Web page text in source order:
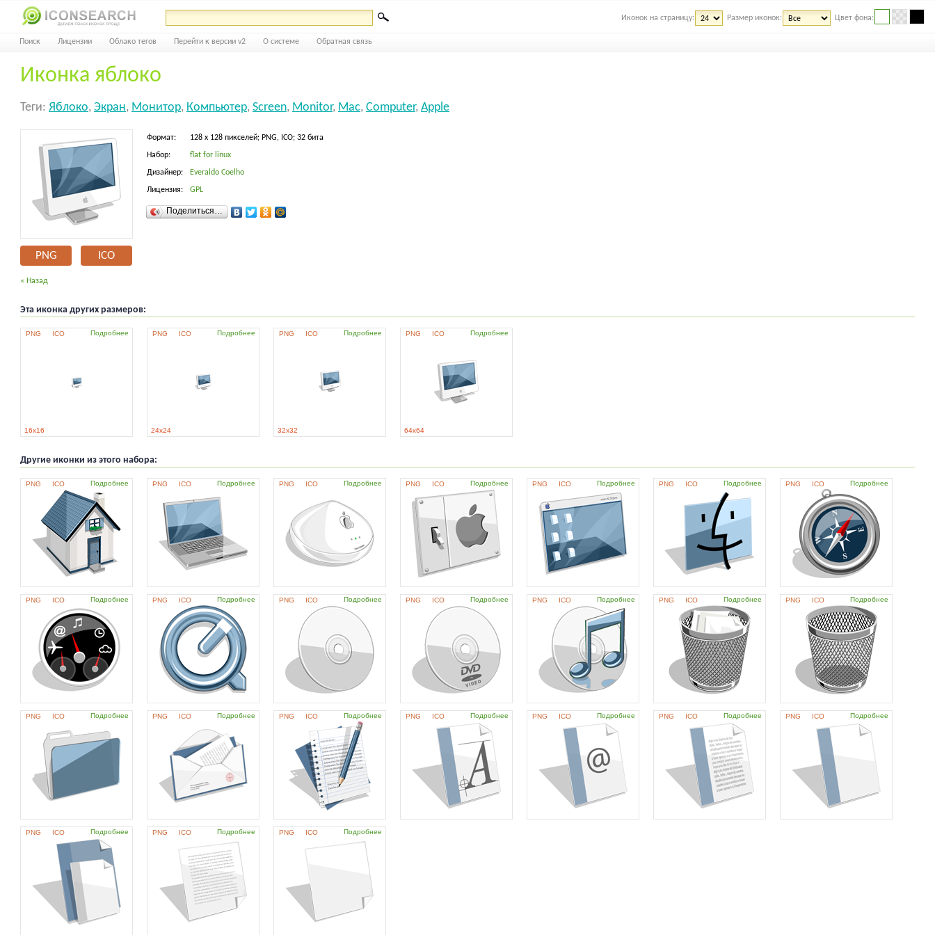
Иконок на страницу: Размер иконок: Цвет фона:
Поиск Лицензии Облако тегов Перейти к версии v2 О системе Обратная связь
Иконка яблоко
Теги: Яблоко, Экран, Монитор, Компьютер, Screen, Monitor, Mac, Computer, Apple
PNG ICO
Формат: 128 x 128 пикселей; PNG, ICO; 32 бита
Набор: flat for linux
Дизайнер: Everaldo Coelho
Лицензия: GPL
Поделиться…
« Назад
Эта иконка других размеров:
PNG ICO Подробнее
16x16
PNG ICO Подробнее
24x24
PNG ICO Подробнее
32x32
PNG ICO Подробнее
64x64
Другие иконки из этого набора:
PNG ICO Подробнее PNG ICO Подробнее PNG ICO Подробнее PNG ICO Подробнее PNG ICO Подробнее PNG ICO Подробнее PNG ICO Подробнее
PNG ICO Подробнее PNG ICO Подробнее PNG ICO Подробнее PNG ICO Подробнее PNG ICO Подробнее PNG ICO Подробнее PNG ICO Подробнее
PNG ICO Подробнее PNG ICO Подробнее PNG ICO Подробнее PNG ICO Подробнее PNG ICO Подробнее PNG ICO Подробнее PNG ICO Подробнее
PNG ICO Подробнее PNG ICO Подробнее PNG ICO Подробнее